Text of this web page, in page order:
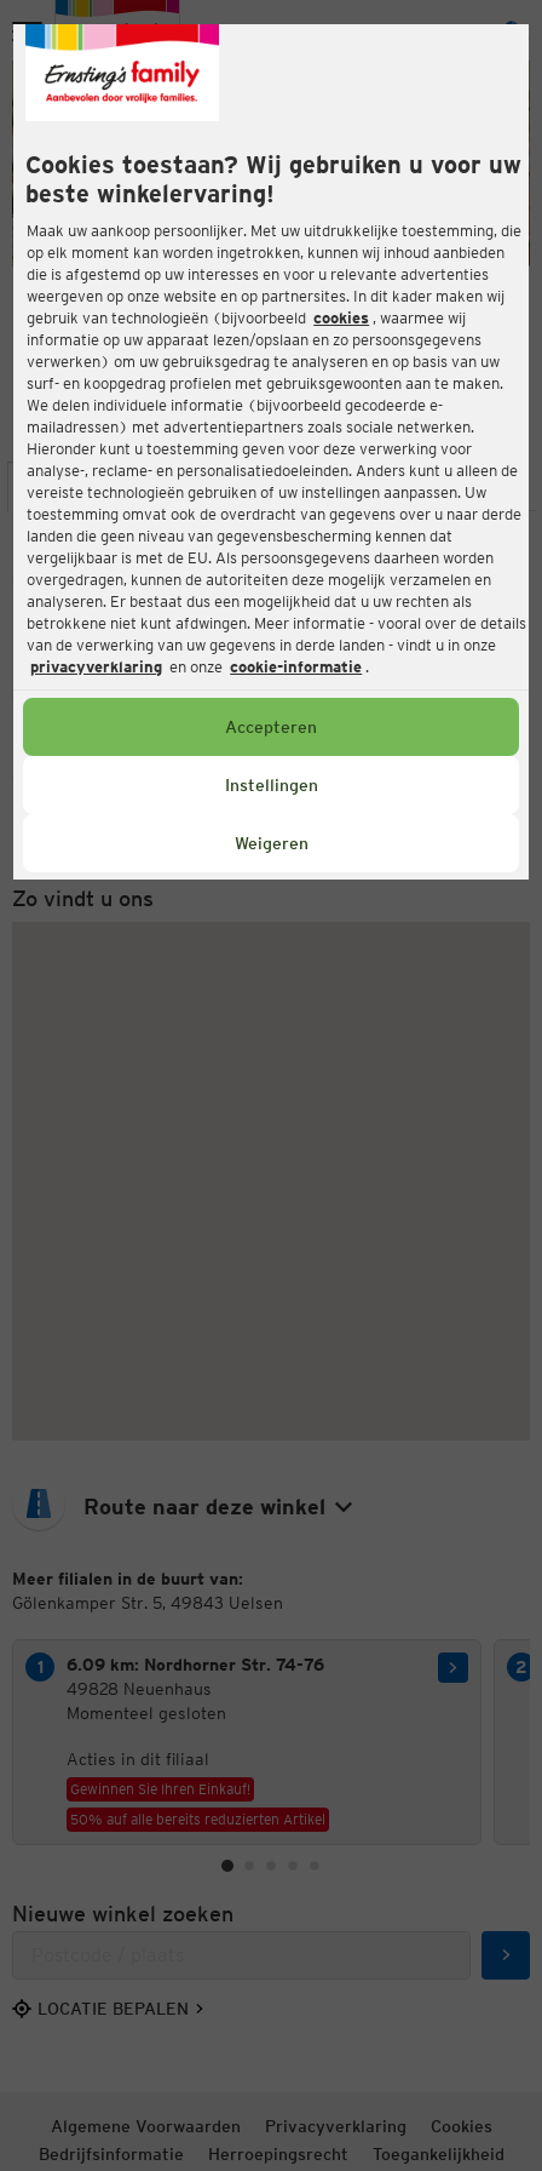
Cookies toestaan? Wij gebruiken u voor uw
beste winkelervaring!
Maak uw aankoop persoonlijker. Met uw uitdrukkelijke toestemming, die
op elk moment kan worden ingetrokken, kunnen wij inhoud aanbieden
die is afgestemd op uw interesses en voor u relevante advertenties
weergeven op onze website en op partnersites. In dit kader maken wij
gebruik van technologieën (bijvoorbeeld cookies , waarmee wij
informatie op uw apparaat lezen/opslaan en zo persoonsgegevens
verwerken) om uw gebruiksgedrag te analyseren en op basis van uw
surf- en koopgedrag profielen met gebruiksgewoonten aan te maken.
We delen individuele informatie (bijvoorbeeld gecodeerde e-
mailadressen) met advertentiepartners zoals sociale netwerken.
Hieronder kunt u toestemming geven voor deze verwerking voor
analyse-, reclame- en personalisatiedoeleinden. Anders kunt u alleen de
vereiste technologieën gebruiken of uw instellingen aanpassen. Uw
toestemming omvat ook de overdracht van gegevens over u naar derde
landen die geen niveau van gegevensbescherming kennen dat
vergelijkbaar is met de EU. Als persoonsgegevens daarheen worden
overgedragen, kunnen de autoriteiten deze mogelijk verzamelen en
analyseren. Er bestaat dus een mogelijkheid dat u uw rechten als
betrokkene niet kunt afdwingen. Meer informatie - vooral over de details
van de verwerking van uw gegevens in derde landen - vindt u in onze
privacyverklaring en onze cookie-informatie .
Accepteren
Instellingen
Weigeren
Menu
ERNSTING'S FAMILY-WINKEL
Gölenkamper Str. 5
49843 Uelsen
4,5
Beoordeling:
LOCATIE SERVICES ASSORTIMENT ACTIES
Ernsting's family
Gölenkamper Str. 5, 49843 Uelsen
Gesloten
Servicenummer
Maandag tot vrijdag 8-18 uur
Zo vindt u ons
Route naar deze winkel
Meer filialen in de buurt van:
Gölenkamper Str. 5, 49843 Uelsen
6.09 km: Nordhorner Str. 74-76
49828 Neuenhaus
Momenteel gesloten
Acties in dit filiaal
Gewinnen Sie Ihren Einkauf!
50% auf alle bereits reduzierten Artikel
Nieuwe winkel zoeken
LOCATIE BEPALEN
Algemene Voorwaarden Privacyverklaring
Cookies
Bedrijfsinformatie
Herroepingsrecht Toegankelijkheid